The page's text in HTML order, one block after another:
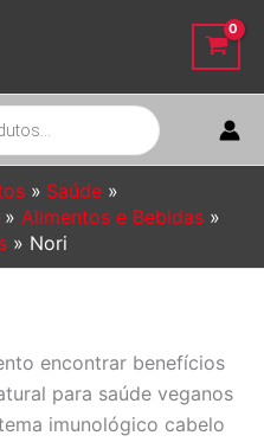
Saúde
Alimentos e Bebidas
Nori
encontrar benefícios
para saúde veganos
imunológico cabelo